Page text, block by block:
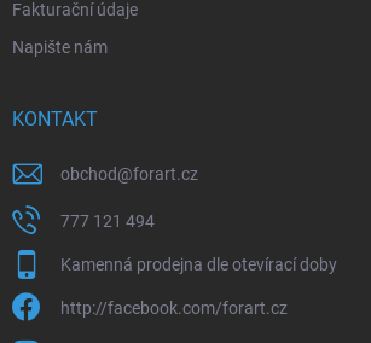
Fakturační údaje
Napište nám
KONTAKT
obchod@forart.cz
777 121 494
Kamenná prodejna dle otevírací doby
http://facebook.com/forart.cz